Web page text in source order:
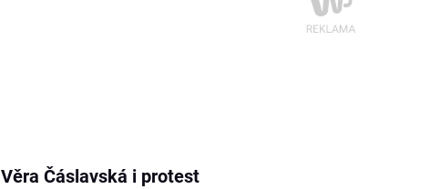
Věra Čáslavská i protest